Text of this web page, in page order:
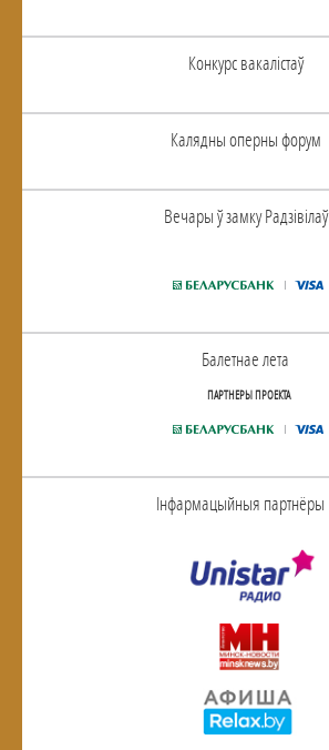
Конкурс вакалiстаў
Калядны оперны форум
Вечары ў замку Радзiвiлаў
Балетнае лета
ПАРТНЕРЫ ПРОЕКТА
Інфармацыйныя партнёры